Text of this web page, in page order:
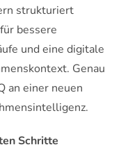
strukturiert
bessere
und eine digitale
Genau
an einer neuen
Schritte